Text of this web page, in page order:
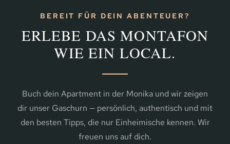
BEREIT FÜR DEIN ABENTEUER?
ERLEBE DAS MONTAFON
WIE EIN LOCAL.
Buch dein Apartment in der Monika und wir zeigen
dir unser Gaschurn — persönlich, authentisch und mit
den besten Tipps, die nur Einheimische kennen. Wir
freuen uns auf dich.